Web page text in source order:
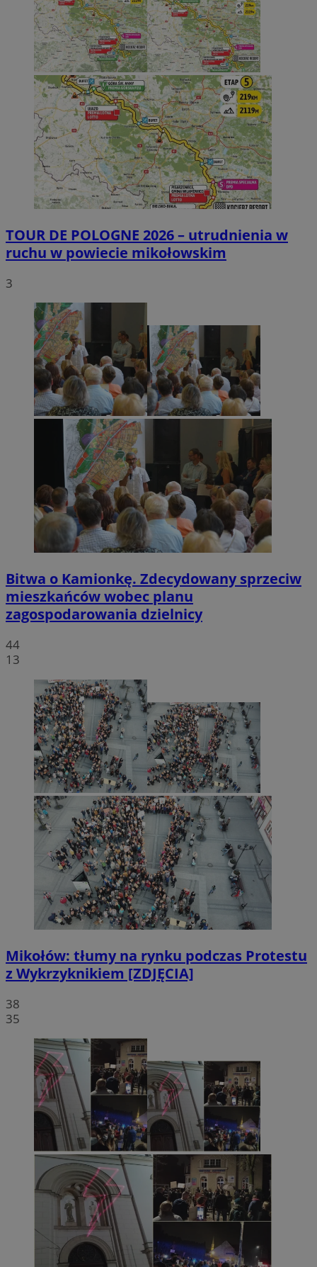
TOUR DE POLOGNE 2026 – utrudnienia w
ruchu w powiecie mikołowskim
3
Bitwa o Kamionkę. Zdecydowany sprzeciw
mieszkańców wobec planu
zagospodarowania dzielnicy
44
13
Mikołów: tłumy na rynku podczas Protestu
z Wykrzyknikiem [ZDJĘCIA]
38
35